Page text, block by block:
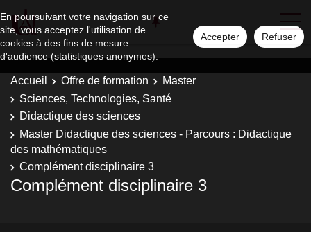
En poursuivant votre navigation sur ce
site, vous acceptez l'utilisation de
cookies à des fins de mesure
d'audience (statistiques anonymes).
Accepter Refuser
Accueil Offre de formation
Master
Sciences, Technologies, Santé
Didactique des sciences
Master Didactique des sciences - Parcours : Didactique
des mathématiques
Complément disciplinaire 3
Complément disciplinaire 3